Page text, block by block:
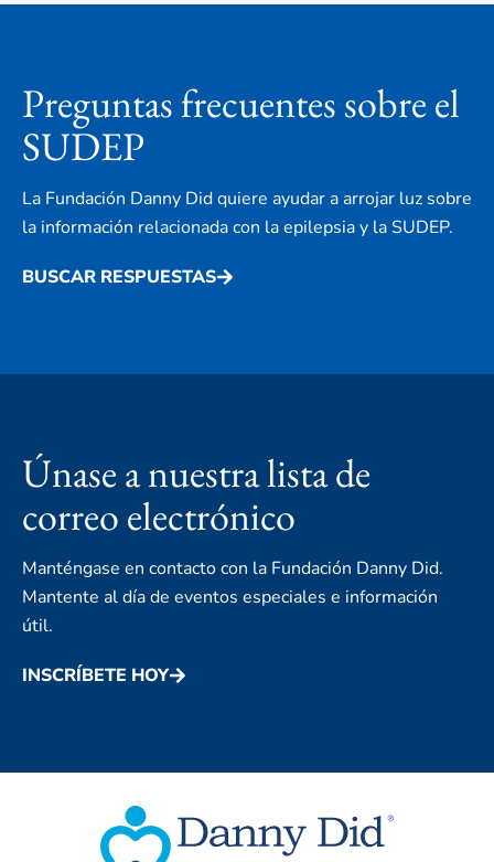
Preguntas frecuentes sobre el
SUDEP
La Fundación Danny Did quiere ayudar a arrojar luz sobre
la información relacionada con la epilepsia y la SUDEP.
BUSCAR RESPUESTAS
Únase a nuestra lista de
correo electrónico
Manténgase en contacto con la Fundación Danny Did.
Mantente al día de eventos especiales e información
útil.
INSCRÍBETE HOY